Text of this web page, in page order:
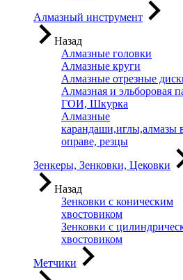
Алмазный инструмент
Назад
Алмазные головки
Алмазные круги
Алмазные отрезные
Алмазная и эльборовая
ГОИ, Шкурка
Алмазные
карандаши,иглы,алмазы
оправе, резцы
Зенкеры, Зенковки, Цековки
Назад
Зенковки с коническим
хвостовиком
Зенковки с
хвостовиком
Метчики